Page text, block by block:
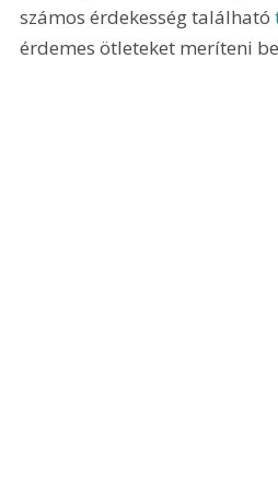
számos érdekesség található
érdemes ötleteket meríteni